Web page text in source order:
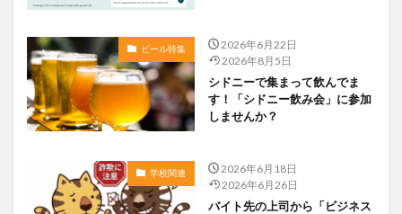
ビール特集
2026年6月22日
2026年8月5日
シドニーで集まって飲んでま
す！「シドニー飲み会」に参加
しませんか？
学校関連
2026年6月18日
2026年6月26日
バイト先の上司から「ビジネス